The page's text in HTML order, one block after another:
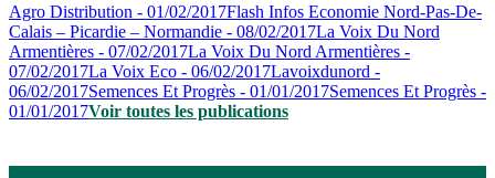
Agro Distribution - 01/02/2017Flash Infos Economie Nord-Pas-De-
Calais – Picardie – Normandie - 08/02/2017La Voix Du Nord
Armentières - 07/02/2017La Voix Du Nord Armentières -
07/02/2017La Voix Eco - 06/02/2017Lavoixdunord -
06/02/2017Semences Et Progrès - 01/01/2017Semences Et Progrès -
01/01/2017Voir toutes les publications